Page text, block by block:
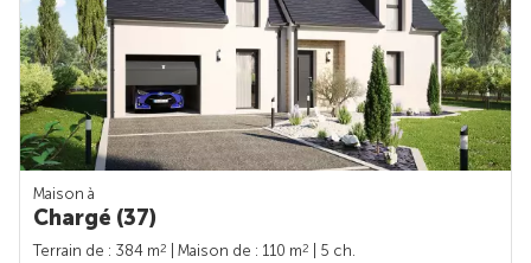
Maison à
Chargé (37)
Terrain de : 384 m2 | Maison de : 110 m2
| 5 ch.